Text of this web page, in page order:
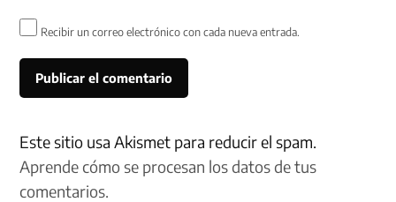
Recibir un correo electrónico con cada nueva entrada.
Este sitio usa Akismet para reducir el spam.
Aprende cómo se procesan los datos de tus
comentarios.